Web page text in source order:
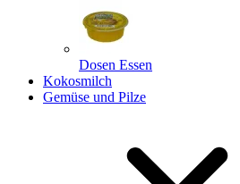
Dosen Essen
Kokosmilch
Gemüse und Pilze